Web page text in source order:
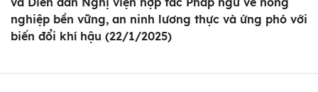
nghiệp bền vững, an ninh lương thực và ứng phó với
biến đổi khí hậu (22/1/2025)